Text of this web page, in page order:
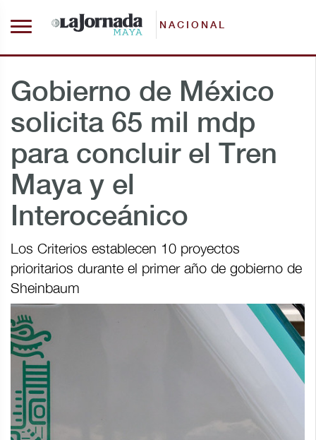
NACIONAL
Gobierno de México
solicita 65 mil mdp
para concluir el Tren
Maya y el
Interoceánico
Los Criterios establecen 10 proyectos
prioritarios durante el primer año de gobierno de
Sheinbaum